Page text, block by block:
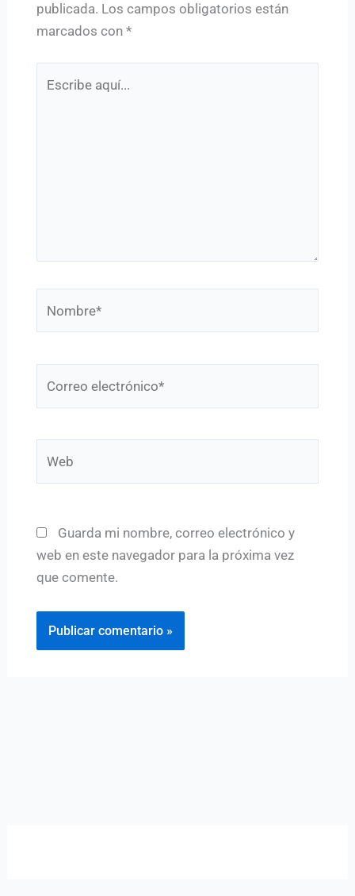
publicada. Los campos obligatorios están
marcados con *
aquí...
Guarda mi nombre, correo electrónico y
web en este navegador para la próxima vez
que comente.